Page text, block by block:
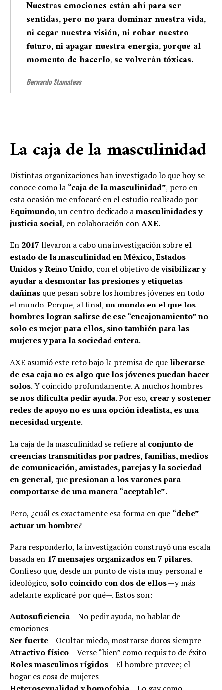
Nuestras emociones están ahí para ser
sentidas, pero no para dominar nuestra vida,
ni cegar nuestra visión, ni robar nuestro
futuro, ni apagar nuestra energía, porque al
momento de hacerlo, se volverán tóxicas.
Bernardo Stamateas
La caja de la masculinidad
Distintas organizaciones han investigado lo que hoy se
conoce como la “caja de la masculinidad”, pero en
esta ocasión me enfocaré en el estudio realizado por
Equimundo, un centro dedicado amasculinidades y
justicia social, en colaboración conAXE.
En 2017 llevaron a cabo una investigación sobre el
estado de la masculinidad en México, Estados
Unidos y Reino Unido, con el objetivo devisibilizar y
ayudar a desmontar las presiones y etiquetas
dañinas que pesan sobre los hombres jóvenes en todo
el mundo. Porque, al final, un mundo en el que los
hombres logran salirse de ese “encajonamiento” no
solo es mejor para ellos, sino también para las
mujeres y para la sociedad entera.
AXE asumió este reto bajo la premisa de que liberarse
de esa caja no es algo que los jóvenes puedan hacer
solos. Y coincido profundamente. A muchos hombres
se nos dificulta pedir ayuda. Por eso, crear y sostener
redes de apoyo no es una opción idealista, es una
necesidad urgente.
La caja de la masculinidad se refiere al conjunto de
creencias transmitidas por padres, familias, medios
de comunicación, amistades, parejas y la sociedad
en general, quepresionan a los varones para
comportarse de una manera “aceptable”.
Pero, ¿cuál es exactamente esa forma en que “debe”
actuar un hombre?
Para responderlo, la investigación construyó una escala
basada en 17 mensajes organizados en 7 pilares.
Confieso que, desde un punto de vista muy personal e
ideológico, solo coincido con dos de ellos—y más
adelante explicaré por qué—. Estos son:
Autosuficiencia– No pedir ayuda, no hablar de
emociones
Ser fuerte– Ocultar miedo, mostrarse duros siempre
Atractivo físico– Verse “bien” como requisito de éxito
Roles masculinos rígidos– El hombre provee; el
hogar es cosa de mujeres